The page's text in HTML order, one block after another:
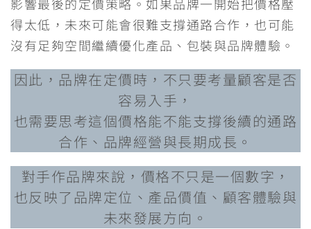
得太低，未來可能會很難支撐通路合作，也可能
沒有足夠空間繼續優化產品、包裝與品牌體驗。
因此，品牌在定價時，不只要考量顧客是否
容易入手，
也需要思考這個價格能不能支撐後續的通路
合作、品牌經營與長期成長。
對手作品牌來說，價格不只是一個數字，
也反映了品牌定位、產品價值、顧客體驗與
未來發展方向。